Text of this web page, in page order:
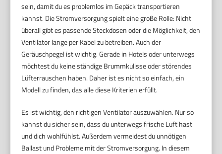
sein, damit du es problemlos im Gepäck transportieren
kannst. Die Stromversorgung spielt eine große Rolle: Nicht
überall gibt es passende Steckdosen oder die Möglichkeit, den
Ventilator lange per Kabel zu betreiben. Auch der
Geräuschpegel ist wichtig. Gerade in Hotels oder unterwegs
möchtest du keine ständige Brummkulisse oder störendes
Lüfterrauschen haben. Daher ist es nicht so einfach, ein
Modell zu finden, das alle diese Kriterien erfüllt.
Es ist wichtig, den richtigen Ventilator auszuwählen. Nur so
kannst du sicher sein, dass du unterwegs frische Luft hast
und dich wohlfühlst. Außerdem vermeidest du unnötigen
Ballast und Probleme mit der Stromversorgung. In diesem